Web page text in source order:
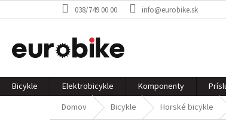
na
038/749 00 00 info@eurobike.sk
Bicykle Elektrobicykle Komponenty
Domov
Bicykle Horské bicykle